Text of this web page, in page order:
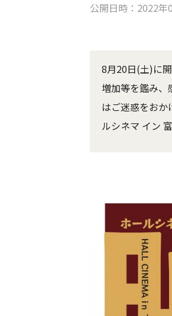
公開日時：2022
8月20日(土)に
増加等を鑑み、
はご迷惑をお
ルシネマ イン